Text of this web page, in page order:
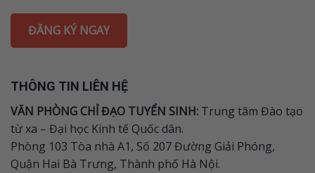
ĐĂNG KÝ NGAY
THÔNG TIN LIÊN HỆ
VĂN PHÒNG CHỈ ĐẠO TUYỂN SINH: Trung tâm Đào tạo
từ xa – Đại học Kinh tế Quốc dân.
Phòng 103 Tòa nhà A1, Số 207 Đường Giải Phóng,
Quận Hai Bà Trưng, Thành phố Hà Nội.